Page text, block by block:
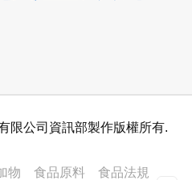
限公司資訊部製作版權所有.
物 食品原料 食品法規